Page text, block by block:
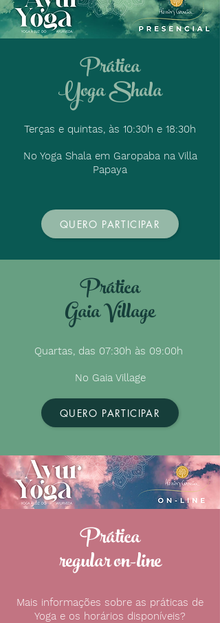
Prática
Yoga Shala
Terças e quintas, às 10:30h e 18:30h
No Yoga Shala em Garopaba na Villa
Papaya
QUERO PARTICIPAR
Prática
Gaia Village
Quartas, das 07:30h às 09:00h
No Gaia Village
QUERO PARTICIPAR
Prática
regular on-line
Mais informações sobre as práticas de
Yoga e os horários disponíveis?